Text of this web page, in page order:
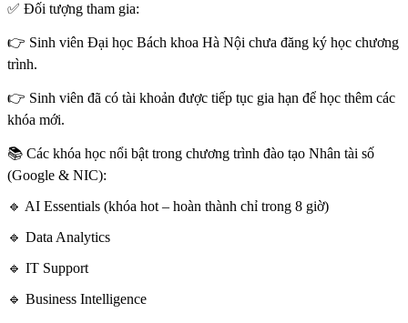
✅ Đối tượng tham gia:
👉 Sinh viên Đại học Bách khoa Hà Nội chưa đăng ký học chương
trình.
👉 Sinh viên đã có tài khoản được tiếp tục gia hạn để học thêm các
khóa mới.
📚 Các khóa học nổi bật trong chương trình đào tạo Nhân tài số
(Google & NIC):
🔹 AI Essentials (khóa hot – hoàn thành chỉ trong 8 giờ)
🔹 Data Analytics
🔹 IT Support
🔹 Business Intelligence